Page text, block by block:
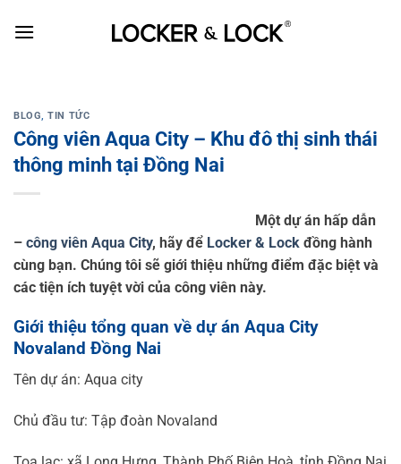
BLOG,TIN TỨC
Công viên Aqua City – Khu đô thị sinh thái
thông minh tại Đồng Nai
Một dự án hấp dẫn
– công viên Aqua City, hãy để Locker & Lock đồng hành
cùng bạn. Chúng tôi sẽ giới thiệu những điểm đặc biệt và
các tiện ích tuyệt vời của công viên này.
Giới thiệu tổng quan về dự án Aqua City
Novaland Đồng Nai
Tên dự án: Aqua city
Chủ đầu tư: Tập đoàn Novaland